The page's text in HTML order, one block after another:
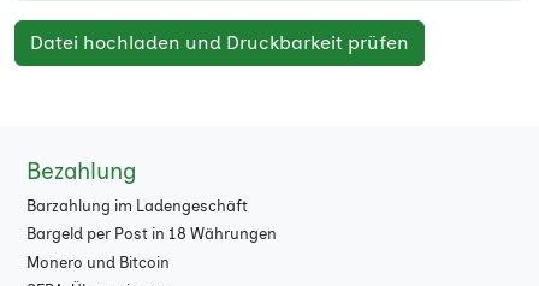
Datei hochladen und Druckbarkeit prüfen
Bezahlung
Barzahlung im Ladengeschäft
Bargeld per Post in 18 Währungen
Monero und Bitcoin